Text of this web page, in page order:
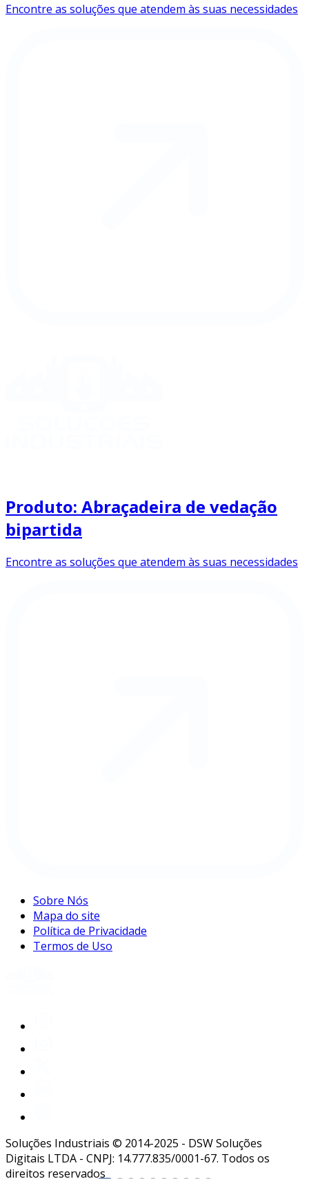
Encontre as soluções que atendem às suas necessidades
Produto: Abraçadeira de vedação
bipartida
Encontre as soluções que atendem às suas necessidades
Sobre Nós
Mapa do site
Política de Privacidade
Termos de Uso
Soluções Industriais © 2014-2025 - DSW Soluções
Digitais LTDA - CNPJ: 14.777.835/0001-67. Todos os
direitos reservados